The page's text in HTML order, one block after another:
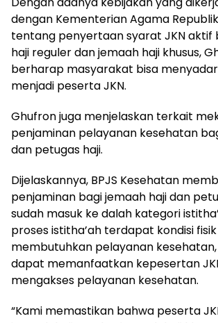
dengan Kementerian Agama
tentang penyertaan syarat JKN aktif
haji reguler dan jemaah haji khusus,
berharap masyarakat bisa
menjadi peserta JKN.
Ghufron juga menjelaskan terkait
penjaminan pelayanan kesehatan
dan petugas haji.
Dijelaskannya, BPJS Kesehatan
penjaminan bagi jemaah haji dan
sudah masuk ke dalah kategori
proses istitha’ah terdapat kondisi
membutuhkan pelayanan
dapat memanfaatkan kepesertan
mengakses pelayanan kesehatan.
“Kami memastikan bahwa peserta